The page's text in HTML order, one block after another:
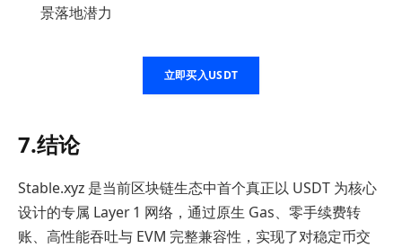
景落地潜力
立即买入USDT
7.结论
Stable.xyz 是当前区块链生态中首个真正以 USDT 为核心
设计的专属 Layer 1 网络，通过原生 Gas、零手续费转
账、高性能吞吐与 EVM 完整兼容性，实现了对稳定币交